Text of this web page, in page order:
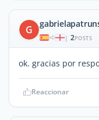
G
| 2POSTS
ok. gracias por
Reaccionar